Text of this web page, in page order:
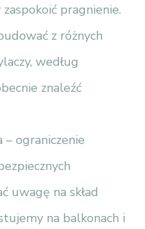
pragnienie.
z różnych
według
znaleźć
– ograniczenie
uwagę na skład
na balkonach i